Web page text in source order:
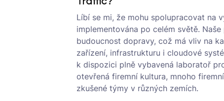
Líbí se mi, že mohu spolupracovat na
implementována po celém světě.
budoucnost dopravy, což má vliv na
zařízení, infrastrukturu i cloudové
k dispozici plně vybavená laboratoř
otevřená firemní kultura, mnoho
zkušené týmy v různých zemích.